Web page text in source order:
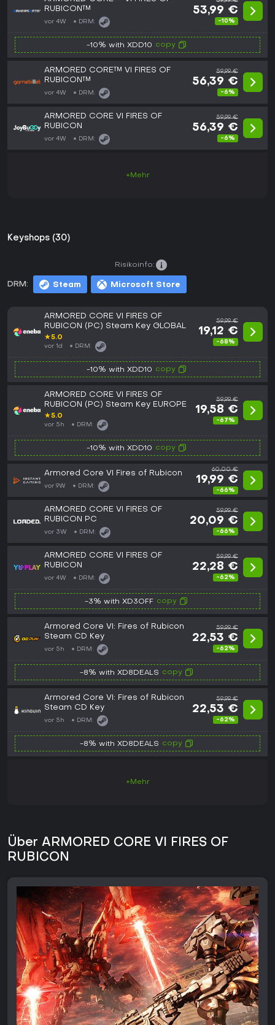
RUBICON™
vor 4W DRM:
53,99 €
-10%
-10% with XDD10 copy
ARMORED CORE™ VI FIRES OF
RUBICON™
vor 4W DRM:
59,99 €
56,39 €
-6%
ARMORED CORE VI FIRES OF
RUBICON
vor 4W DRM:
59,99 €
56,39 €
-6%
+Mehr
Keyshops (30)
DRM: Steam Microsoft Store
Risikoinfo:
ARMORED CORE VI FIRES OF
RUBICON (PC) Steam Key GLOBAL
★5.0
vor 1d DRM:
59,99 €
19,12 €
-68%
-10% with XDD10 copy
ARMORED CORE VI FIRES OF
RUBICON (PC) Steam Key EUROPE
★5.0
vor 5h DRM:
59,99 €
19,58 €
-67%
-10% with XDD10 copy
Armored Core VI Fires of Rubicon
vor 9W DRM:
60,00 €
19,99 €
-66%
ARMORED CORE VI FIRES OF
RUBICON PC
vor 3W DRM:
59,99 €
20,09 €
-66%
ARMORED CORE VI FIRES OF
RUBICON
vor 4W DRM:
59,99 €
22,28 €
-62%
-3% with XD3OFF copy
Armored Core VI: Fires of Rubicon
Steam CD Key
vor 5h DRM:
59,99 €
22,53 €
-62%
-8% with XD8DEALS copy
Armored Core VI: Fires of Rubicon
Steam CD Key
vor 5h DRM:
59,99 €
22,53 €
-62%
-8% with XD8DEALS copy
+Mehr
Über ARMORED CORE VI FIRES OF
RUBICON